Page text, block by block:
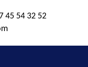
45 54 32 52